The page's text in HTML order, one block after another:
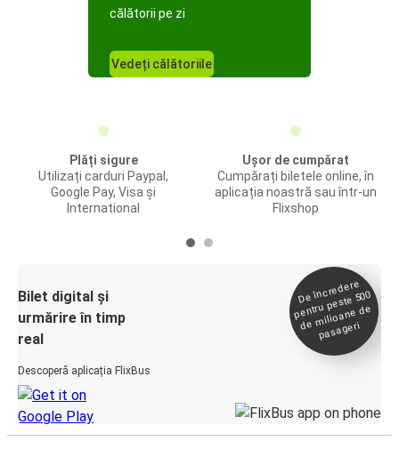
călătorii pe zi
Vedeți călătoriile
Plăți sigure
Utilizați carduri Paypal,
Google Pay, Visa și
International
Ușor de cumpărat
Cumpărați biletele online, în
aplicația noastră sau într-un
Flixshop
Bilet digital și
urmărire în timp
real
Descoperă aplicația FlixBus
De încredere
pentru peste 500
de
milioane de
pasageri